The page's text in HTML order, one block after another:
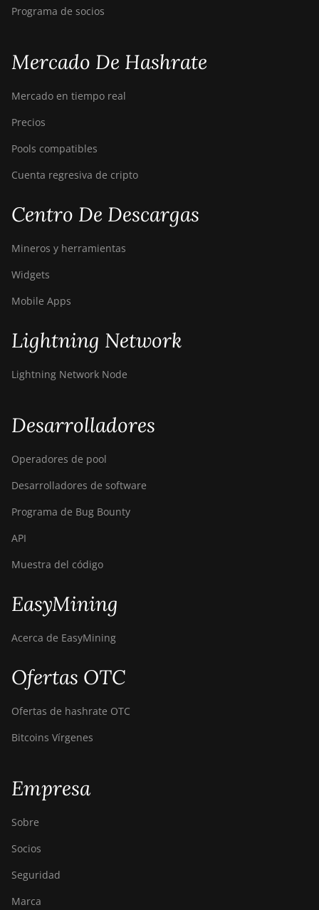
Programa de socios
Mercado De Hashrate
Mercado en tiempo real
Precios
Pools compatibles
Cuenta regresiva de cripto
Centro De Descargas
Mineros y herramientas
Widgets
Mobile Apps
Lightning Network
Lightning Network Node
Desarrolladores
Operadores de pool
Desarrolladores de software
Programa de Bug Bounty
API
Muestra del código
EasyMining
Acerca de EasyMining
Ofertas OTC
Ofertas de hashrate OTC
Bitcoins Vírgenes
Empresa
Sobre
Socios
Seguridad
Marca